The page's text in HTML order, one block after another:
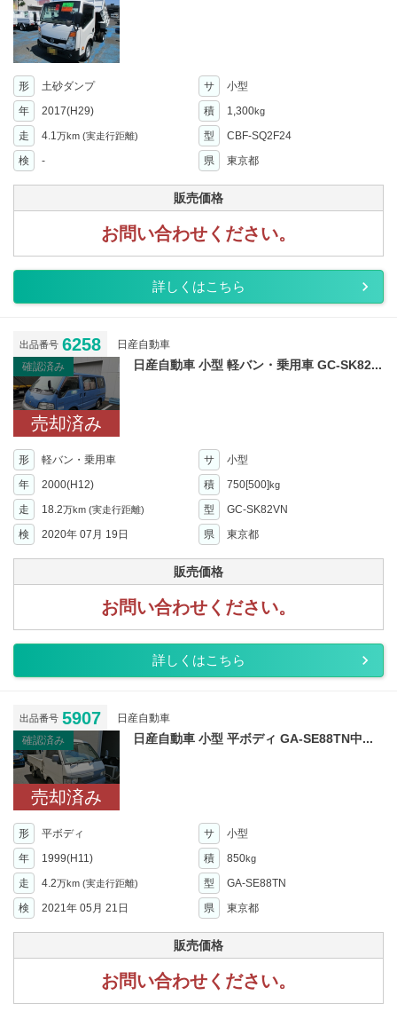
形 土砂ダンプ サ
小型
年
2017(H29) 積 1,300kg
走 4.1万km (実走行距離) 型
CBF-SQ2F24
検
- 県 東京都
販売価格
お問い合わせください。
詳しくはこちら
出品番号 6258
日産自動車
確認済み
売却済み
日産自動車 小型 軽バン・乗用車 GC-SK82...
形 軽バン・乗用車 サ
小型
年
2000(H12) 積 750[500]kg
走 18.2万km (実走行距離) 型
GC-SK82VN
検
2020年 07月 19日 県 東京都
販売価格
お問い合わせください。
詳しくはこちら
出品番号 5907
日産自動車
確認済み
売却済み
日産自動車 小型 平ボディ GA-SE88TN中...
形 平ボディ サ
小型
年
1999(H11) 積 850kg
走 4.2万km (実走行距離) 型
GA-SE88TN
検
2021年 05月 21日 県 東京都
販売価格
お問い合わせください。